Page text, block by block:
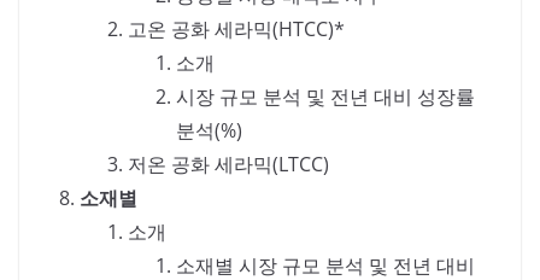
고온 공화 세라믹(HTCC)*
소개
시장 규모 분석 및 전년 대비 성장률
분석(%)
저온 공화 세라믹(LTCC)
소재별
소개
소재별 시장 규모 분석 및 전년 대비